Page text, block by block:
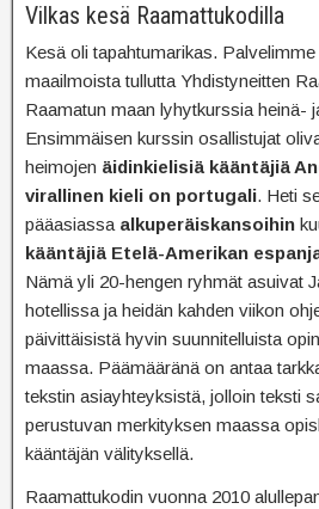
Vilkas kesä Raamattukodilla
Kesä oli tapahtumarikas.
maailmoista tullutta Yhdistyneitten
Raamatun maan lyhytkurssia heinä-
Ensimmäisen kurssin osallistujat
heimojen äidinkielisiä kääntäjiä
virallinen kieli on portugali. Heti
pääasiassa alkuperäiskansoihin
kääntäjiä Etelä-Amerikan
Nämä yli 20-hengen ryhmät asuivat
hotellissa ja heidän kahden viikon
päivittäisistä hyvin suunnitelluista
maassa. Päämääränä on antaa
tekstin asiayhteyksistä, jolloin teksti
perustuvan merkityksen maassa
kääntäjän välityksellä.
Raamattukodin vuonna 2010